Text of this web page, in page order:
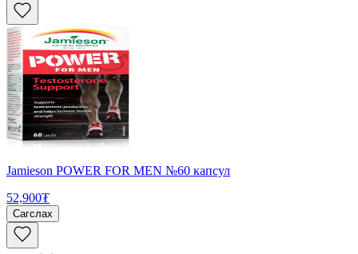
Jamieson POWER FOR MEN №60 капсул
52,900₮
Сагслах